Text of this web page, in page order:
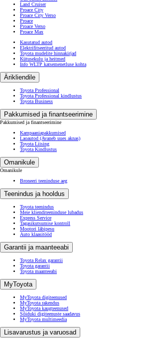
Land Cruiser
Proace City
Proace City Verso
Proace
Proace Verso
Proace Max
Kasutatud autod
Elektrifitseeritud autod
Toyota mudelite hinnakirjad
Kütusekulu ja heitmed
Info WLTP katsemenetluse kohta
Ärikliendile
Toyota Professional
Toyota Professional kindlustus
Toyota Business
Pakkumised ja finantseerimine
Pakkumised ja finantseerimine
Kampaaniapakkumised
Laoautod (Avaneb uues aknas)
Toyota Liising
Toyota Kindlustus
Omanikule
Omanikule
Broneeri teeninduse aeg
Teenindus ja hooldus
Toyota teenindus
Meie klienditeeninduse lubadus
Express Service
Tagasikutsumise kontroll
Mootori läbipesu
Auto klaasitööd
Garantii ja maanteeabi
Toyota Relax garantii
Toyota garantii
Toyota maanteeabi
MyToyota
MyToyota digiteenused
MyToyota rakendus
MyToyota kaugteenused
Sõiduki digiteenuste saadavus
MyToyota multimeedia
Lisavarustus ja varuosad